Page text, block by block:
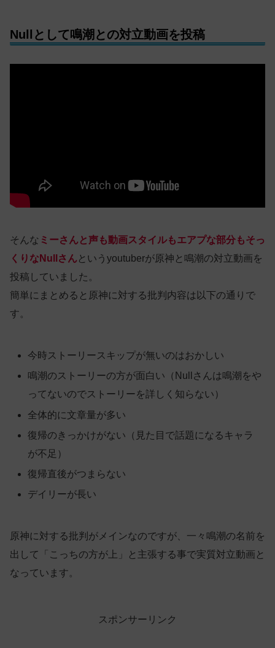
Nullとして鳴潮との対立動画を投稿
そんな ミーさんと声も動画スタイルもエアプな部分もそっ
くりなNullさんというyoutuberが原神と鳴潮の対立動画を
投稿していました。
簡単にまとめると原神に対する批判内容は以下の通りで
す。
今時ストーリースキップが無いのはおかしい
鳴潮のストーリーの方が面白い（Nullさんは鳴潮をや
ってないのでストーリーを詳しく知らない）
全体的に文章量が多い
復帰のきっかけがない（見た目で話題になるキャラ
が不足）
復帰直後がつまらない
デイリーが長い
原神に対する批判がメインなのですが、一々鳴潮の名前を
出して「こっちの方が上」と主張する事で実質対立動画と
なっています。
スポンサーリンク